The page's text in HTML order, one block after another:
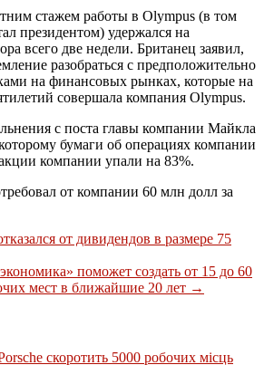
стажем работы в Olympus (в том
президентом) удержался на
всего две недели. Британец заявил,
разобраться с предположительно
на финансовых рынках, которые на
совершала компания Olympus.
с поста главы компании Майкла
бумаги об операциях компании
компании упали на 83%.
от компании 60 млн долл за
от дивидендов в размере 75
поможет создать от 15 до 60
мест в ближайшие 20 лет →
скоротить 5000 робочих місць